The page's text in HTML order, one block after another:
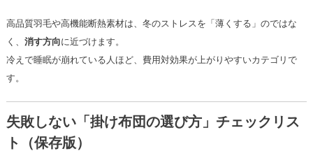
高品質羽毛や高機能断熱素材は、冬のストレスを「薄くする」のではな
く、 消す方向に近づけます。
冷えで睡眠が崩れている人ほど、費用対効果が上がりやすいカテゴリで
す。
失敗しない「掛け布団の選び方」チェックリス
ト（保存版）